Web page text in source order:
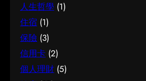
了不合適的尷尬，讓每一分付出
何選擇 在考慮簿記服務時，建議
要出發，比較不同選擇的特點與
價錢或表面資訊。多參考可靠來
有助找到最切合需要的方案。想
資訊，可以參考簿記服務，當中
需要的建議。 聰明選擇的方法 幾
能幫你少走冤枉路：先設定清晰
收集足夠的資料再比較，以及保
化。把這些習慣養成，做選擇時
手。 因應需要選擇 不同的情境，
要求也不一樣。先想清楚自己最
況不盡相同，適合別人的未必適
資訊來源是否可靠同樣關鍵。如
詢相關範疇的專業人士，往往能
需要的建議。 聰明選擇的方法 幾
能幫你少走冤枉路：先設定清晰
收集足夠的資料再比較，以及保
人生哲學 (1)
住宿 (1)
保險 (3)
信用卡 (2)
個人理財 (5)